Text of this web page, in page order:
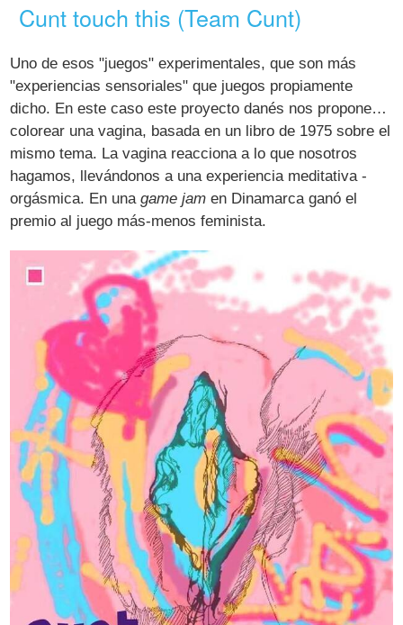
Cunt touch this (Team Cunt)
Uno de esos "juegos" experimentales, que son más
"experiencias sensoriales" que juegos propiamente
dicho. En este caso este proyecto danés nos propone…
colorear una vagina, basada en un libro de 1975 sobre el
mismo tema. La vagina reacciona a lo que nosotros
hagamos, llevándonos a una experiencia meditativa -
orgásmica. En unagame jam en Dinamarca ganó el
premio al juego más-menos feminista.